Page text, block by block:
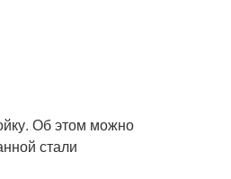
Об этом можно
стали